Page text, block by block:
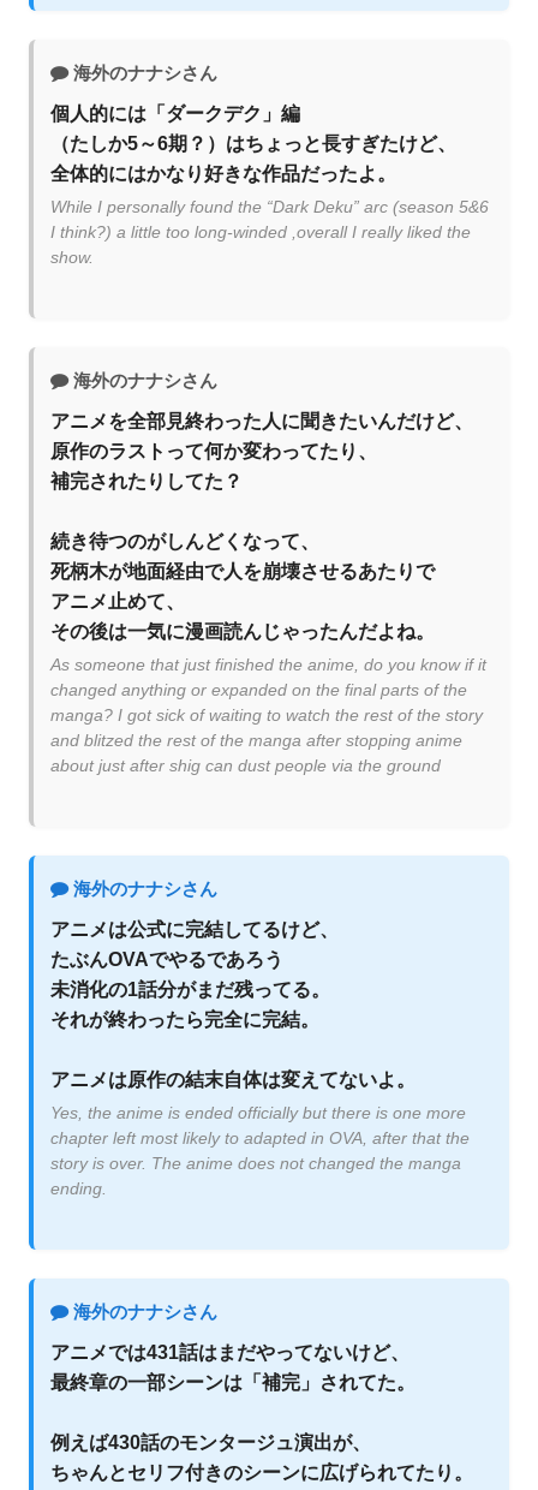
海外のナナシさん
個人的には「ダークデク」編
（たしか5～6期？）はちょっと長すぎたけど、
全体的にはかなり好きな作品だったよ。
While I personally found the “Dark Deku” arc (season 5&6
I think?) a little too long-winded ,overall I really liked the
show.
海外のナナシさん
アニメを全部見終わった人に聞きたいんだけど、
原作のラストって何か変わってたり、
補完されたりしてた？
続き待つのがしんどくなって、
死柄木が地面経由で人を崩壊させるあたりで
アニメ止めて、
その後は一気に漫画読んじゃったんだよね。
As someone that just finished the anime, do you know if it
changed anything or expanded on the final parts of the
manga? I got sick of waiting to watch the rest of the story
and blitzed the rest of the manga after stopping anime
about just after shig can dust people via the ground
海外のナナシさん
アニメは公式に完結してるけど、
たぶんOVAでやるであろう
未消化の1話分がまだ残ってる。
それが終わったら完全に完結。
アニメは原作の結末自体は変えてないよ。
Yes, the anime is ended officially but there is one more
chapter left most likely to adapted in OVA, after that the
story is over. The anime does not changed the manga
ending.
海外のナナシさん
アニメでは431話はまだやってないけど、
最終章の一部シーンは「補完」されてた。
例えば430話のモンタージュ演出が、
ちゃんとセリフ付きのシーンに広げられてたり。